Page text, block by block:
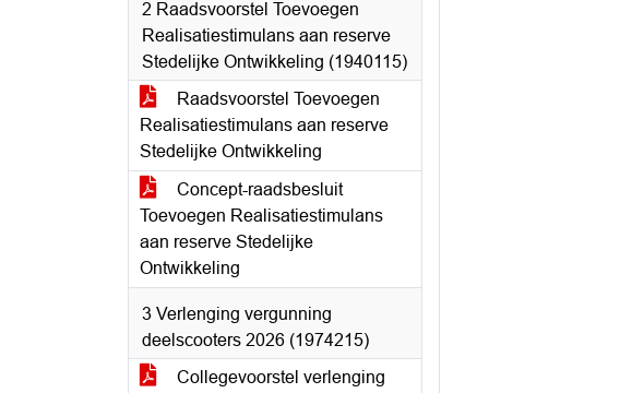
2 Raadsvoorstel Toevoegen
Realisatiestimulans aan reserve
Stedelijke Ontwikkeling (1940115)
Raadsvoorstel Toevoegen
Realisatiestimulans aan reserve
Stedelijke Ontwikkeling
Concept-raadsbesluit
Toevoegen Realisatiestimulans
aan reserve Stedelijke
Ontwikkeling
3 Verlenging vergunning
deelscooters 2026 (1974215)
Collegevoorstel verlenging